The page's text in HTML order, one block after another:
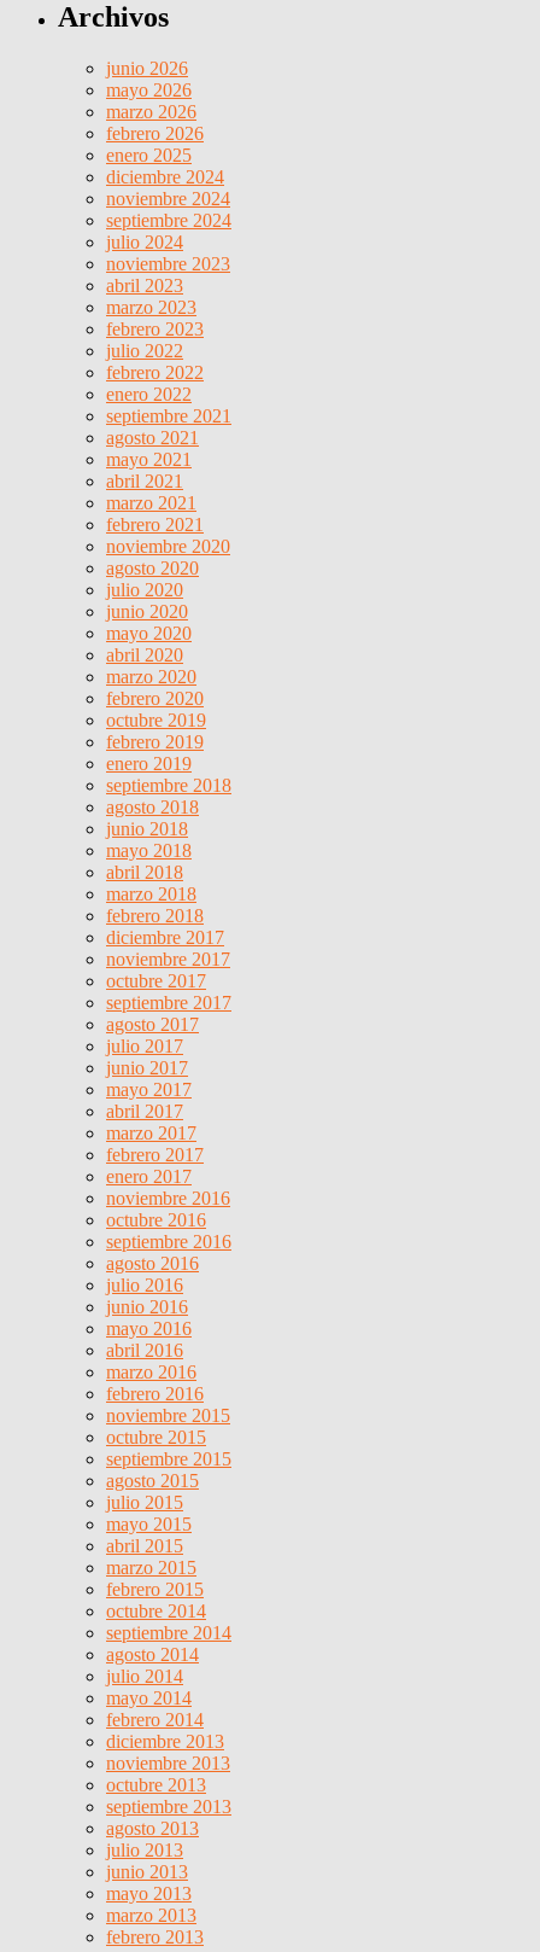
Archivos
junio 2026
mayo 2026
marzo 2026
febrero 2026
enero 2025
diciembre 2024
noviembre 2024
septiembre 2024
julio 2024
noviembre 2023
abril 2023
marzo 2023
febrero 2023
julio 2022
febrero 2022
enero 2022
septiembre 2021
agosto 2021
mayo 2021
abril 2021
marzo 2021
febrero 2021
noviembre 2020
agosto 2020
julio 2020
junio 2020
mayo 2020
abril 2020
marzo 2020
febrero 2020
octubre 2019
febrero 2019
enero 2019
septiembre 2018
agosto 2018
junio 2018
mayo 2018
abril 2018
marzo 2018
febrero 2018
diciembre 2017
noviembre 2017
octubre 2017
septiembre 2017
agosto 2017
julio 2017
junio 2017
mayo 2017
abril 2017
marzo 2017
febrero 2017
enero 2017
noviembre 2016
octubre 2016
septiembre 2016
agosto 2016
julio 2016
junio 2016
mayo 2016
abril 2016
marzo 2016
febrero 2016
noviembre 2015
octubre 2015
septiembre 2015
agosto 2015
julio 2015
mayo 2015
abril 2015
marzo 2015
febrero 2015
octubre 2014
septiembre 2014
agosto 2014
julio 2014
mayo 2014
febrero 2014
diciembre 2013
noviembre 2013
octubre 2013
septiembre 2013
agosto 2013
julio 2013
junio 2013
mayo 2013
marzo 2013
febrero 2013